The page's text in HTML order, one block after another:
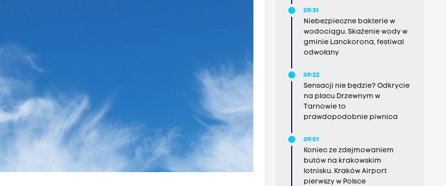
09:31
Niebezpieczne bakterie w
wodociągu. Skażenie wody w
gminie Lanckorona, festiwal
odwołany
09:22
Sensacji nie będzie? Odkrycie
na placu Drzewnym w
Tarnowie to
prawdopodobnie piwnica
09:01
Koniec ze zdejmowaniem
butów na krakowskim
lotnisku. Kraków Airport
pierwszy w Polsce